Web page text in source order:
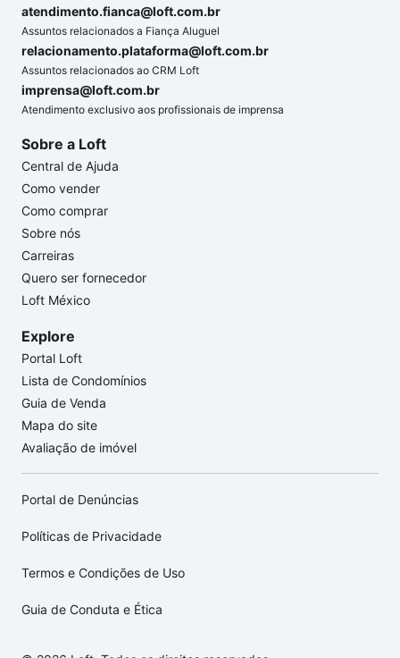
atendimento.fianca@loft.com.br
Assuntos relacionados a Fiança Aluguel
relacionamento.plataforma@loft.com.br
Assuntos relacionados ao CRM Loft
imprensa@loft.com.br
Atendimento exclusivo aos profissionais de imprensa
Sobre a Loft
Central de Ajuda
Como vender
Como comprar
Sobre nós
Carreiras
Quero ser fornecedor
Loft México
Explore
Portal Loft
Lista de Condomínios
Guia de Venda
Mapa do site
Avaliação de imóvel
Portal de Denúncias
Políticas de Privacidade
Termos e Condições de Uso
Guia de Conduta e Ética